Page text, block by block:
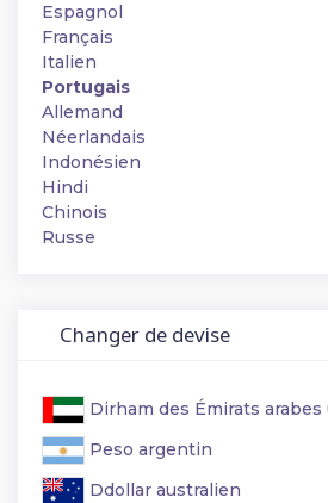
Espagnol
Français
Italien
Portugais
Allemand
Néerlandais
Indonésien
Hindi
Chinois
Russe
Changer de devise
Dirham des Émirats arabes
Peso argentin
Ddollar australien